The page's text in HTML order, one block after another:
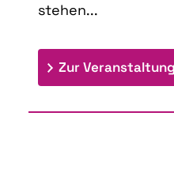
stehen...
Zur Veranstaltung